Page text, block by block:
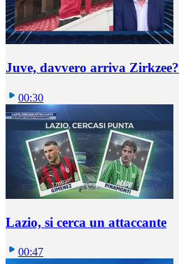
Juve, davvero arriva Zirkzee?
00:30
Lazio, si cerca un attaccante
00:47